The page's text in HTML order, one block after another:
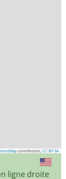
contributors, CC-BY-SA
ligne droite